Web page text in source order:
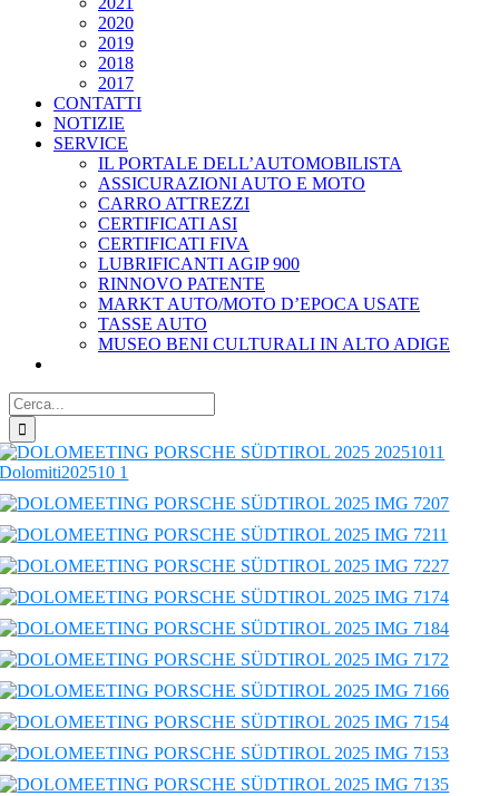
2020
2019
2018
2017
CONTATTI
NOTIZIE
SERVICE
IL PORTALE DELL’AUTOMOBILISTA
ASSICURAZIONI AUTO E MOTO
CARRO ATTREZZI
CERTIFICATI ASI
CERTIFICATI FIVA
LUBRIFICANTI AGIP 900
RINNOVO PATENTE
MARKT AUTO/MOTO D’EPOCA USATE
TASSE AUTO
MUSEO BENI CULTURALI IN ALTO ADIGE
Cerca
per: